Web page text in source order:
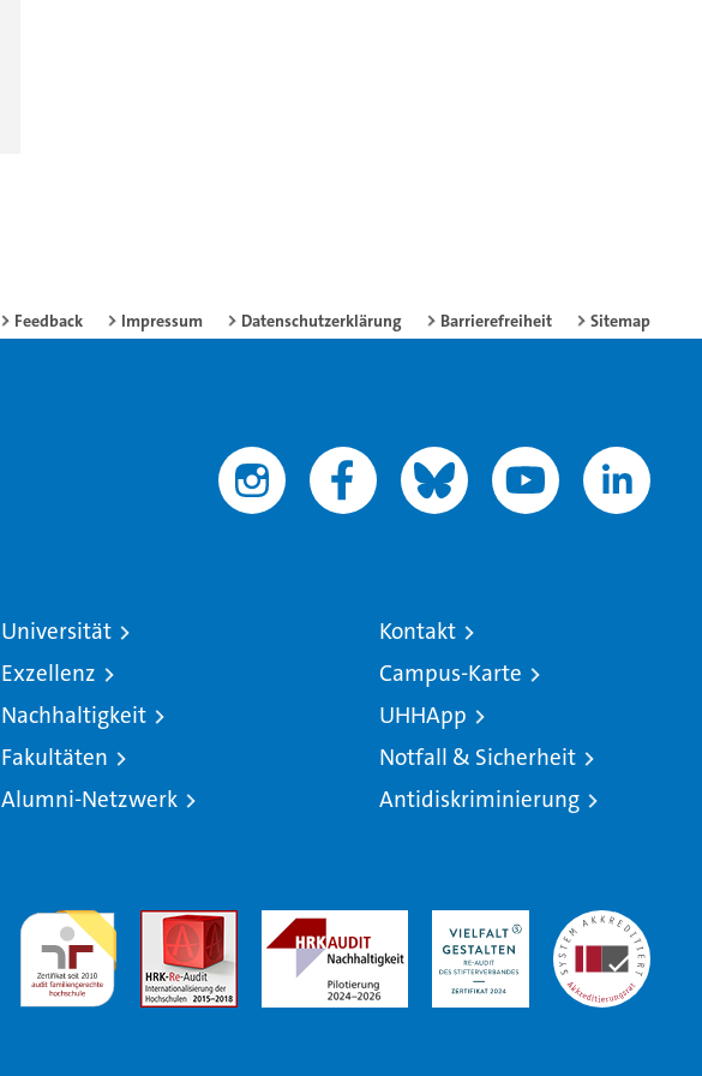
Feedback Impressum Datenschutzerklärung Barrierefreiheit Sitemap
Universität
Exzellenz
Nachhaltigkeit
Fakultäten
Alumni-Netzwerk
Kontakt
Campus-Karte
UHHApp
Notfall & Sicherheit
Antidiskriminierung